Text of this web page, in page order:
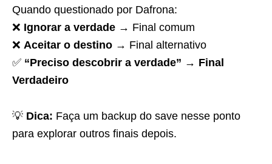
Quando questionado por Dafrona:
❌ Ignorar a verdade → Final comum
❌ Aceitar o destino → Final alternativo
✅ “Preciso descobrir a verdade” → Final
Verdadeiro
💡 Dica: Faça um backup do save nesse ponto
para explorar outros finais depois.